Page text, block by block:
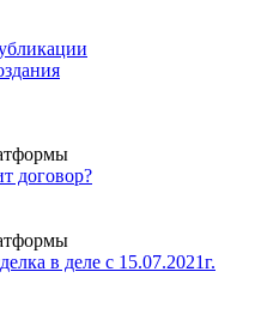
договор?
в деле с 15.07.2021г.